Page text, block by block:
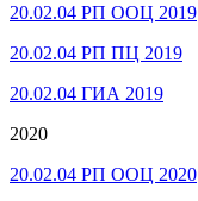
20.02.04 РП ООЦ 2019
20.02.04 РП ПЦ 2019
20.02.04 ГИА 2019
2020
20.02.04 РП ООЦ 2020